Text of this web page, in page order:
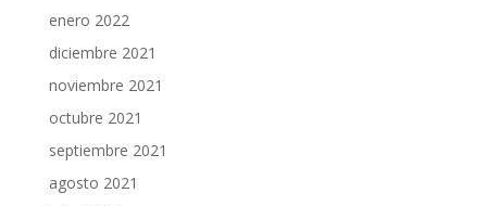
enero 2022
diciembre 2021
noviembre 2021
octubre 2021
septiembre 2021
agosto 2021